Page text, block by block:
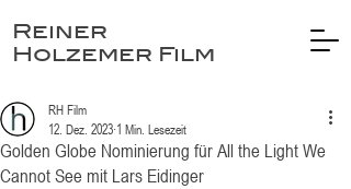
Reiner
Holzemer Film
Golden Globe Nominierung für All the Light We
Cannot See mit Lars Eidinger
RH Film
12. Dez. 2023 1 Min. Lesezeit